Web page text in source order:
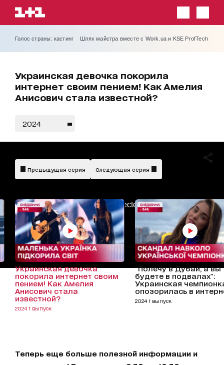
Голос страны: кастинг Шлях майстра вместе с Work.ua и KSE ProfTech
Украинская девочка покорила
интернет своим пением! Как Амелия
Анисович стала известной?
2024
AdBlockDetected!
Предыдущая серия Следующая серия
Украинская девочка
покорила интернет своим
пением! Как Амелия
Анисович стала
известной?
2024 1 выпуск
"Полечу в Дубай, а вы
будете в подвалах":
Украинская
опозорилась в
2024 1 выпуск
Теперь еще больше полезной информации и